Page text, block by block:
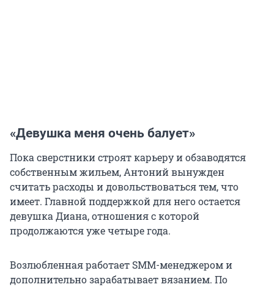
«Девушка меня очень балует»
Пока сверстники строят карьеру и обзаводятся
собственным жильем, Антоний вынужден
считать расходы и довольствоваться тем, что
имеет. Главной поддержкой для него остается
девушка Диана, отношения с которой
продолжаются уже четыре года.
Возлюбленная работает SMM-менеджером и
дополнительно зарабатывает вязанием. По